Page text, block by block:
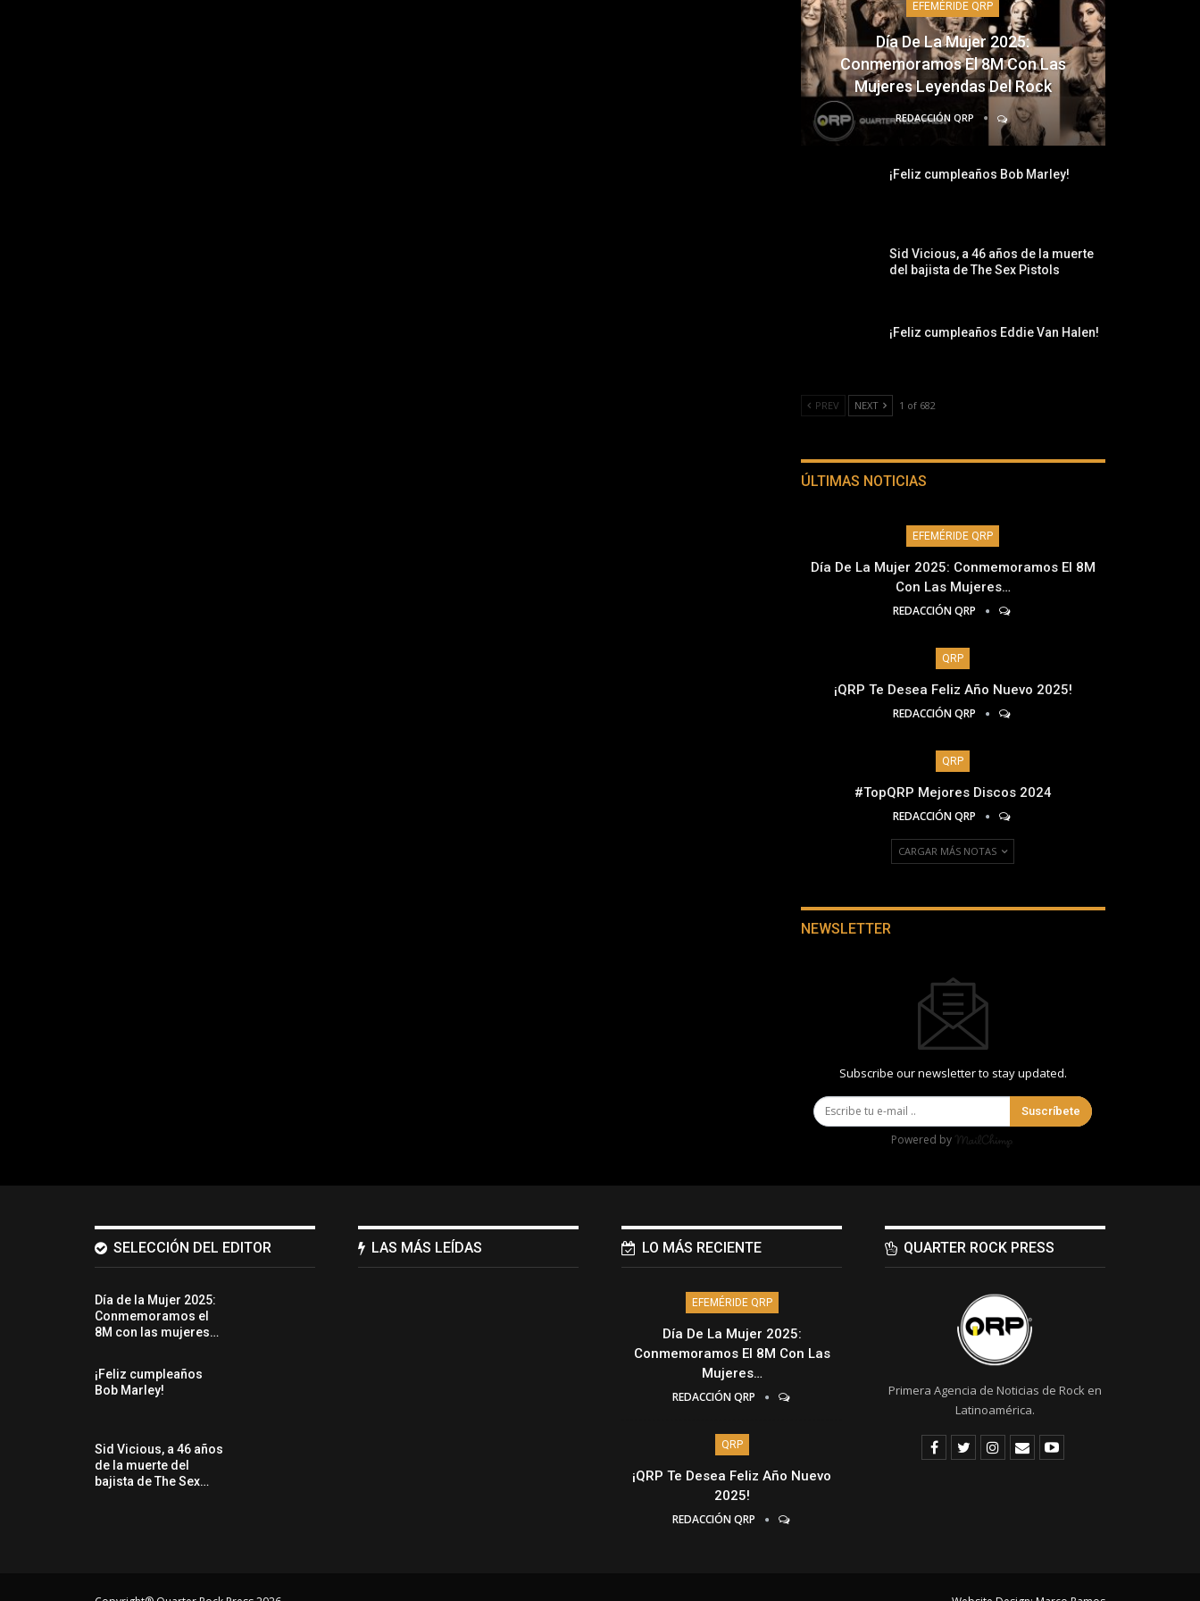
EFEMÉRIDE QRP
Día De La Mujer 2025:
Conmemoramos El 8M Con Las
Mujeres Leyendas Del Rock
REDACCIÓN QRP
¡Feliz cumpleaños Bob Marley!
Sid Vicious, a 46 años de la muerte
del bajista de The Sex Pistols
¡Feliz cumpleaños Eddie Van Halen!
PREV NEXT 1 of 682
ÚLTIMAS NOTICIAS
EFEMÉRIDE QRP
Día De La Mujer 2025: Conmemoramos El 8M
Con Las Mujeres…
REDACCIÓN QRP
QRP
¡QRP Te Desea Feliz Año Nuevo 2025!
REDACCIÓN QRP
QRP
#TopQRP Mejores Discos 2024
REDACCIÓN QRP
CARGAR MÁS NOTAS
NEWSLETTER
Subscribe our newsletter to stay updated.
Suscríbete
Powered by
SELECCIÓN DEL EDITOR
Día de la Mujer 2025:
Conmemoramos el
8M con las mujeres…
¡Feliz cumpleaños
Bob Marley!
Sid Vicious, a 46 años
de la muerte del
bajista de The Sex…
LAS MÁS LEÍDAS LO MÁS RECIENTE
EFEMÉRIDE QRP
Día De La Mujer 2025:
Conmemoramos El 8M Con Las
Mujeres…
REDACCIÓN QRP
QRP
¡QRP Te Desea Feliz Año Nuevo
2025!
REDACCIÓN QRP
QUARTER ROCK PRESS
Primera Agencia de Noticias de Rock en
Latinoamérica.